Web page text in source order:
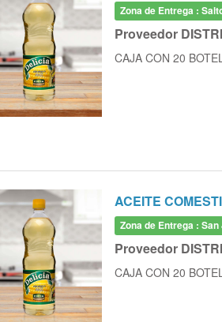
Zona de Entrega :
Proveedor
CAJA CON 20
ACEITE
Zona de Entrega :
Proveedor
CAJA CON 20